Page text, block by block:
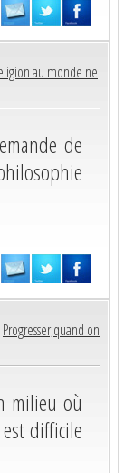
au monde ne
de
Progresser,quand on
milieu où
difficile